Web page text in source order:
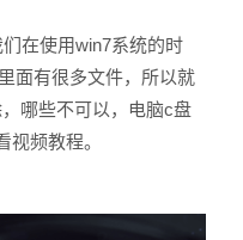
在使用win7系统的时
面有很多文件，所以就
哪些不可以，电脑c盘
频教程。